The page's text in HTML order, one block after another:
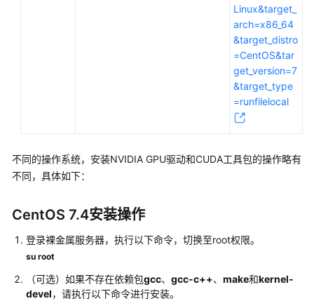
实
概
创
建
BMS
Linux&target_
arch=x86_64
&target_distro
=CentOS&tar
get_version=7
&target_type
=runfilelocal
不同的操作系统，安装NVIDIA GPU驱动和CUDA工具包的操作略有
不同，具体如下：
CentOS 7.4安装操作
登录裸金属服务器，执行以下命令，切换至root权限。
su root
（可选）如果不存在依赖包gcc、 gcc-c++、 make和kernel-
devel，请执行以下命令进行安装。